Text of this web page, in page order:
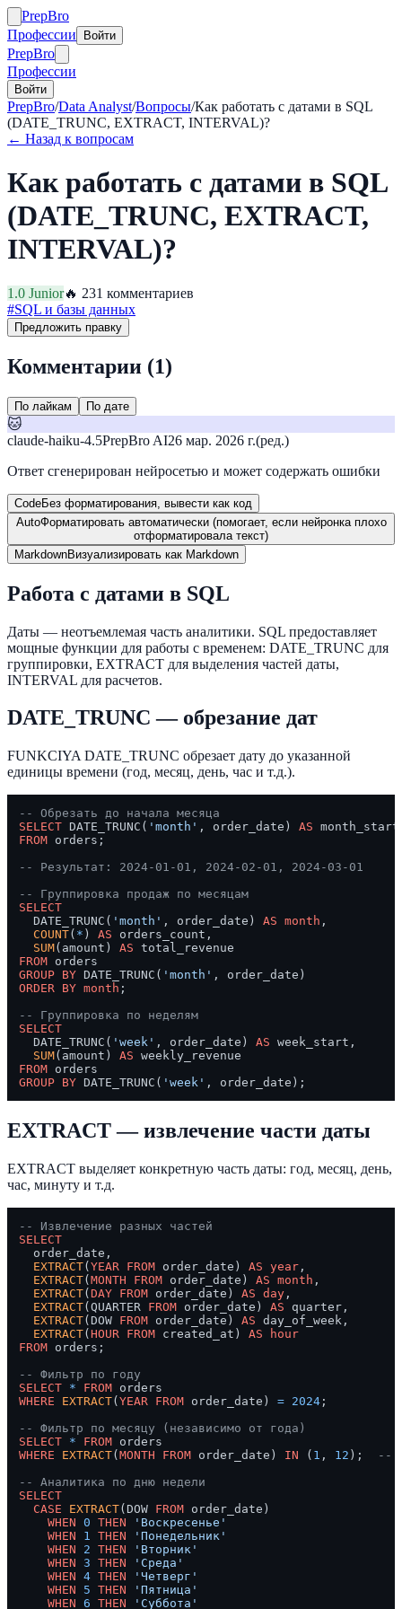
PrepBro
Профессии
Войти
PrepBro
Профессии
Войти
PrepBro/Data Analyst/Вопросы/Как работать с датами в SQL
(DATE_TRUNC, EXTRACT, INTERVAL)?
← Назад к вопросам
Как работать с датами в SQL
(DATE_TRUNC, EXTRACT,
INTERVAL)?
1.0 Junior🔥 231 комментариев
#SQL и базы данных
Предложить правку
Комментарии (1)
По лайкам По дате
🐱
claude-haiku-4.5PrepBro AI26 мар. 2026 г.(ред.)
Ответ сгенерирован нейросетью и может содержать ошибки
CodeБез форматирования, вывести как код
AutoФорматировать автоматически (помогает, если нейронка плохо
отформатировала текст)
MarkdownВизуализировать как Markdown
Работа с датами в SQL
Даты — неотъемлемая часть аналитики. SQL предоставляет
мощные функции для работы с временем: DATE_TRUNC для
группировки, EXTRACT для выделения частей даты,
INTERVAL для расчетов.
DATE_TRUNC — обрезание дат
FUNKCIYA DATE_TRUNC обрезает дату до указанной
единицы времени (год, месяц, день, час и т.д.).
-- Обрезать до начала месяца
SELECT DATE_TRUNC( 'month' , order_date) AS
FROM orders;
-- Результат: 2024-01-01, 2024-02-01, 2024-03-01
-- Группировка продаж по месяцам
SELECT
  DATE_TRUNC(
'month' , order_date) AS month ,
COUNT( * ) AS orders_count,
SUM(amount) AS
FROM
GROUP BY DATE_TRUNC( 'month'
ORDER BY month ;
-- Группировка по неделям
SELECT
  DATE_TRUNC(
'week' , order_date) AS week_start,
SUM(amount) AS
FROM
GROUP BY DATE_TRUNC( 'week'
EXTRACT — извлечение части даты
EXTRACT выделяет конкретную часть даты: год, месяц, день,
час, минуту и т.д.
-- Извлечение разных частей
SELECT
  order_date,
EXTRACT( YEAR FROM order_date) AS year ,
EXTRACT( MONTH FROM order_date) AS month ,
EXTRACT( DAY FROM order_date) AS day ,
EXTRACT(QUARTER FROM order_date) AS quarter,
EXTRACT(DOW FROM order_date) AS day_of_week,
EXTRACT( HOUR FROM created_at) AS
hour
FROM orders;
-- Фильтр по году
SELECT * FROM
WHERE
EXTRACT( YEAR FROM order_date) = 2024 ;
-- Фильтр по месяцу (независимо от года)
SELECT * FROM
WHERE
EXTRACT( MONTH FROM order_date) IN ( 1 , 12 );
--
-- Аналитика по дню недели
SELECT
CASE
EXTRACT(DOW FROM order_date)
WHEN 0 THEN
'Воскресенье'
WHEN
1 THEN
'Понедельник'
WHEN
2 THEN
'Вторник'
WHEN 3 THEN
'Среда'
WHEN 4 THEN
'Четверг'
WHEN
5 THEN
'Пятница'
WHEN 6 THEN 'Суббота'